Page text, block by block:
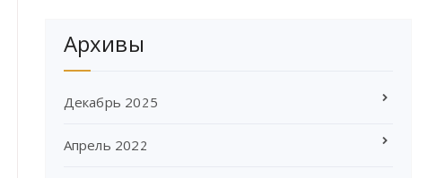
Архивы
Декабрь 2025
Апрель 2022